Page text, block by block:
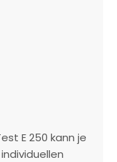
E 250 kann je